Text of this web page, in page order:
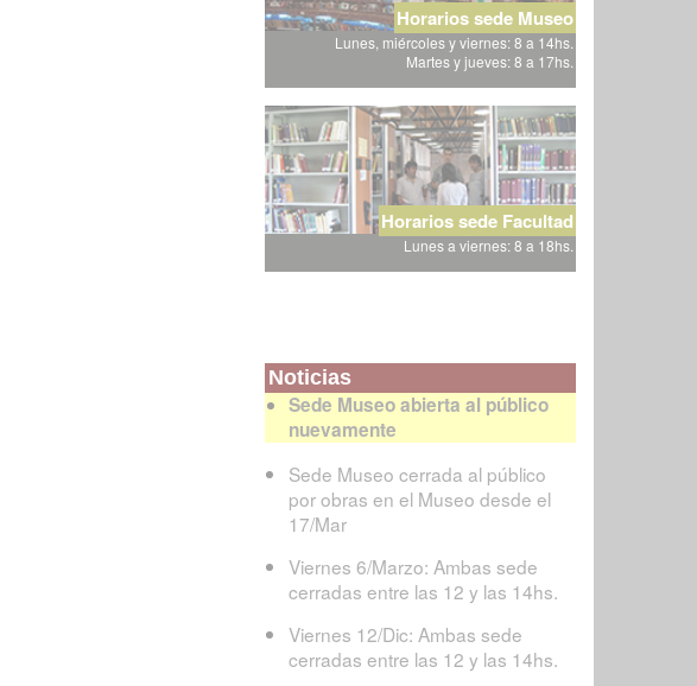
Horarios sede Museo
Lunes, miércoles y viernes: 8 a 14hs.
Martes y jueves: 8 a 17hs.
Horarios sede Facultad
Lunes a viernes: 8 a 18hs.
Noticias
Sede Museo abierta al público
nuevamente
Sede Museo cerrada al público
por obras en el Museo desde el
17/Mar
Viernes 6/Marzo: Ambas sede
cerradas entre las 12 y las 14hs.
Viernes 12/Dic: Ambas sede
cerradas entre las 12 y las 14hs.